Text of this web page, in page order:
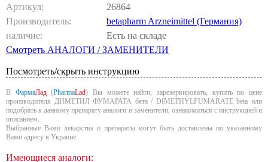
Артикул:
26864
Производитель:
betapharm Arzneimittel (Германия)
наличие:
Есть на складе
Смотреть АНАЛОГИ / ЗАМЕНИТЕЛИ
Посмотреть/скрыть инструкцию
В ФармаЛад(PharmaLad) Вы можете найти, зарезервировать, купить по цене
производителя ДИМЕТИЛ ФУМАРАТА бета / DIMETHYLFUMARATE beta или
подобрать к данному препарату аналоги и заменители, ознакомиться с инструкцией и
описанием.
Выбранные Вами лекарства и препараты могут быть доставлены по указанному
Вами адресу в Украине.
Имеющиеся аналоги: